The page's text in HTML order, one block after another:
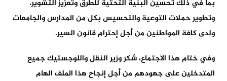
بما في ذلك تحسين البنية التحتية للطرق وتعزيز التشوير،
وتطوير حملات التوعية والتحسيس بكل من المدارس والجامعات
ولدى كافة المواطنين من أجل إحترام قانون السير.
وفي ختام هذا الاجتماع، شكر وزير النقل واللوجستيك جميع
المتدخلين على جهودهم من أجل إنجاح هذا الملف الهام